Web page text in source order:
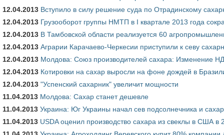
12.04.2013 Вступило в силу решение суда по Отрадинскому
12.04.2013 Грузооборот группы НМТП в I квартале 2013 года
12.04.2013 В Тамбовской области реализуется 60
12.04.2013 Аграрии Карачаево-Черкесии приступили к севу
12.04.2013 Молдова: Союз производителей сахара: Изменение
12.04.2013 Котировки на сахар выросли на фоне дождей в
12.04.2013 "Успенский сахарник" увеличит мощности
11.04.2013 Молдова: Сахар станет дешевле
11.04.2013 Украина: Юг Украины начал сев подсолнечника и
11.04.2013 USDA оценил производство сахара из свеклы в США в